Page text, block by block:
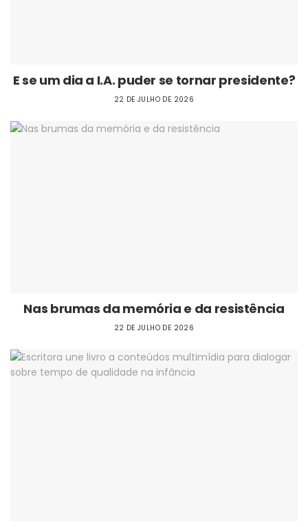
E se um dia a I.A. puder se tornar presidente?
22 DE JULHO DE 2026
Nas brumas da memória e da resistência
22 DE JULHO DE 2026